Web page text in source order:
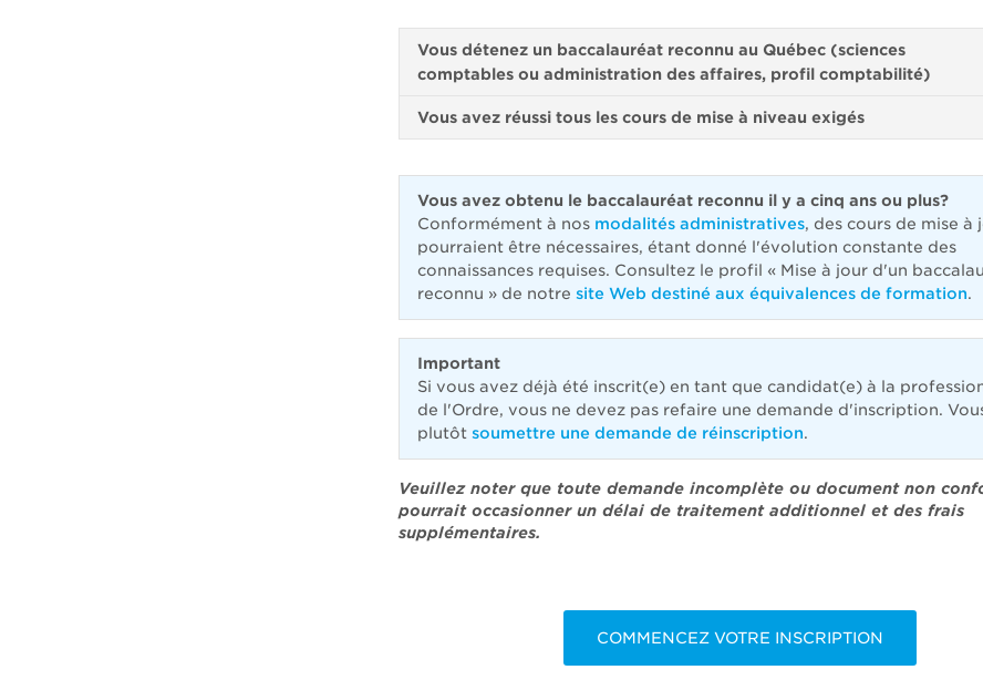
Vous détenez un baccalauréat reconnu au Québec (sciences
comptables ou administration des affaires, profil comptabilité)
Vous avez réussi tous les cours de mise à niveau exigés
Vous avez obtenu le baccalauréat reconnu il y a cinq ans ou plus?
Conformément à nos modalités administratives, des cours de mise à
pourraient être nécessaires, étant donné l'évolution constante des
connaissances requises. Consultez le profil « Mise à jour d'un
reconnu » de notre site Web destiné aux équivalences de formation.
Important
Si vous avez déjà été inscrit(e) en tant que candidat(e) à la
de l'Ordre, vous ne devez pas refaire une demande d'inscription.
plutôt soumettre une demande de réinscription.
Veuillez noter que toute demande incomplète ou document non
pourrait occasionner un délai de traitement additionnel et des frais
supplémentaires.
COMMENCEZ VOTRE INSCRIPTION